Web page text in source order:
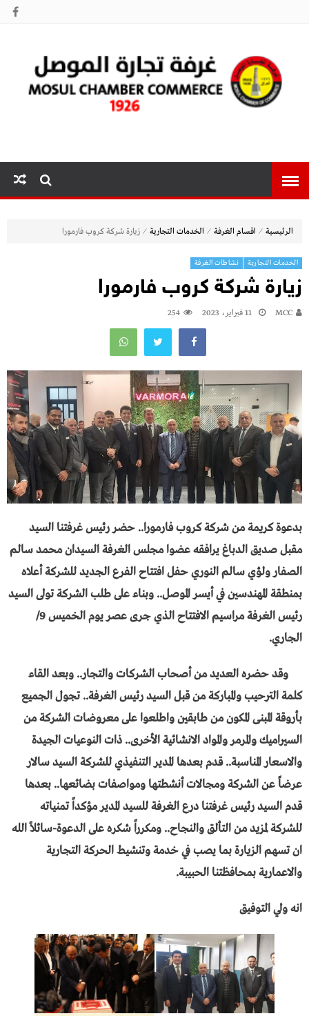
الموصل
الرئيسية ⁄ اقسام الغرفة ⁄ الخدمات التجارية ⁄ زيارة شركة كروب فارمورا
الخدمات التجارية نشاطات الغرفة
زيارة شركة كروب فارمورا
MCC 11 فبراير، 2023 254
بدعـــــوة كريمة من شركة كروب فارمـــورا.. حضر رئيس غرفتنا السيد
مقبل صديق الدباغ يرافقه عضوا مجلس الغرفة السيدان محمد سالم
الصفار ولؤي سالم النوري حفل افتتاح الفرع الجديد للشركة أعلاه
بمنطقة المهندسين في أيسر الموصل.. وبناء على طلب الشركة تولى السيد
رئيس الغرفة مراسيم الافتتاح الذي جرى عصر يوم الخميس 9/
الجاري.
وقد حضره العديد من أصحاب الشركات والتجار.. وبعد القاء
كلمة الترحيب والمباركة من قبل السيد رئيس الغرفة.. تجول الجميع
بأروقة المبنى المكون من طابقين واطلعوا على معروضات الشركة من
السيراميك والمرمر والمواد الانشائية الأخرى.. ذات النوعيات الجيدة
والاسعار المناسبة.. قدم بعدها المدير التنفيذي للشركة السيد سالار
عرضاً عن الشركة ومجالات أنشطتها ومواصفات بضائعها.. بعدها
قدم السيد رئيس غرفتنا درع الغرفة للسيد المدير مؤكداً تمنياته
للشركة لمزيد من التألق والنجاح.. ومكرراً شكره على الدعوة-سائلاً الله
ان تسهم الزيارة بما يصب في خدمة وتنشيط الحركة التجارية
والاعمارية بمحافظتنا الحبيبة.
انه ولي التوفيق